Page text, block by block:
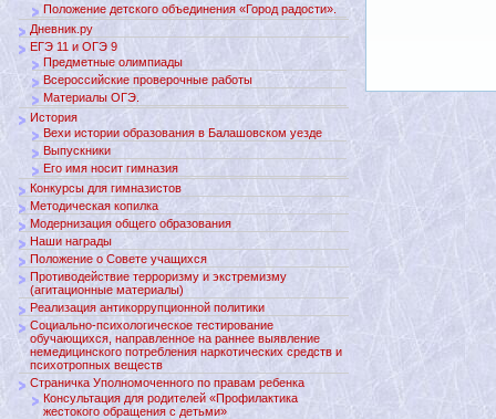
Положение детского объединения «Город радости».
Дневник.ру
ЕГЭ 11 и ОГЭ 9
Предметные олимпиады
Всероссийские проверочные работы
Материалы ОГЭ.
История
Вехи истории образования в Балашовском уезде
Выпускники
Его имя носит гимназия
Конкурсы для гимназистов
Методическая копилка
Модернизация общего образования
Наши награды
Положение о Совете учащихся
Противодействие терроризму и экстремизму
(агитационные материалы)
Реализация антикоррупционной политики
Социально-психологическое тестирование
обучающихся, направленное на раннее выявление
немедицинского потребления наркотических средств и
психотропных веществ
Страничка Уполномоченного по правам ребенка
Консультация для родителей «Профилактика
жестокого обращения с детьми»